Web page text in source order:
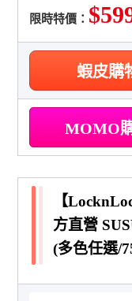
限時特價：
蝦皮購
MOMO
【
方直營
(多色任選/